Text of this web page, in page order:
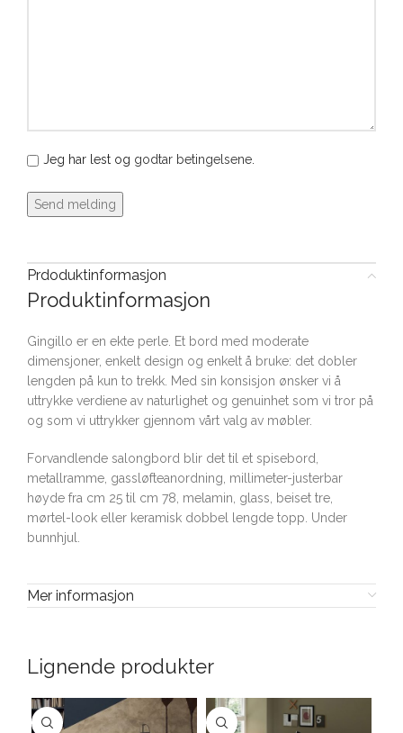
Jeg har lest og godtar betingelsene
Prdoduktinformasjon
Produktinformasjon
Gingillo er en ekte perle. Et bord med moderate
dimensjoner, enkelt design og enkelt å bruke: det dobler
lengden på kun to trekk. Med sin konsisjon ønsker vi å
uttrykke verdiene av naturlighet og genuinhet som vi tror på
og som vi uttrykker gjennom vårt valg av møbler.
Forvandlende salongbord blir det til et spisebord,
metallramme, gassløfteanordning, millimeter-justerbar
høyde fra cm 25 til cm 78, melamin, glass, beiset tre,
mørtel-look eller keramisk dobbel lengde topp. Under
bunnhjul.
Mer informasjon
Lignende produkter